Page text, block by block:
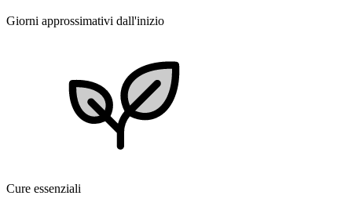
Giorni approssimativi dall'inizio
Cure essenziali